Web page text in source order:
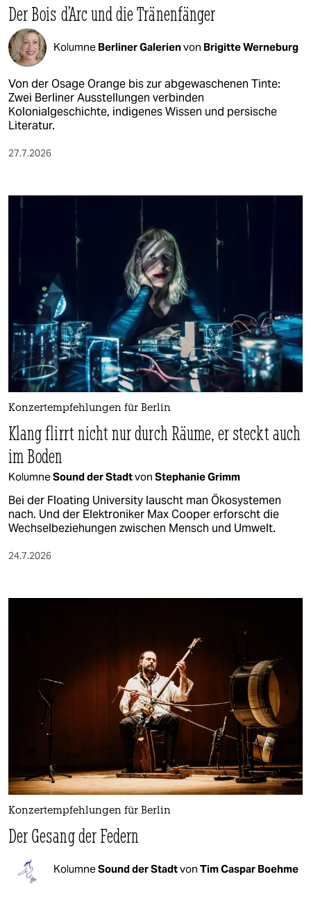
Der Bois d’Arc und die Tränenfänger
Kolumne Berliner Galerienvon Brigitte Werneburg
Von der Osage Orange bis zur abgewaschenen Tinte:
Zwei Berliner Ausstellungen verbinden
Kolonialgeschichte, indigenes Wissen und persische
Literatur.
27.7.2026
Konzertempfehlungen für Berlin
Klang flirrt nicht nur durch Räume, er steckt auch
im Boden
KolumneSound der Stadtvon Stephanie Grimm
Bei der Floating University lauscht man Ökosystemen
nach. Und der Elektroniker Max Cooper erforscht die
Wechselbeziehungen zwischen Mensch und Umwelt.
24.7.2026
Konzertempfehlungen für Berlin
Der Gesang der Federn
KolumneSound der Stadtvon Tim Caspar Boehme